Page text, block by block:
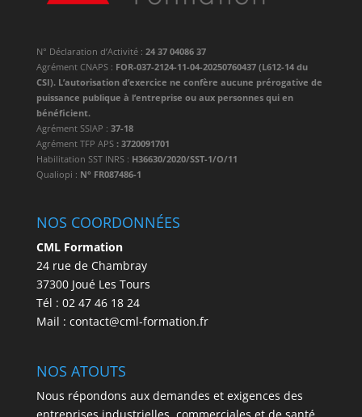
N° Déclaration d’Activité : 24 37 04086 37
Agrément CNAPS : FOR-037-2124-11-04-20250760437 (L612-14 du
CSI). L’autorisation d’exercice ne confère aucune prérogative de
puissance publique à l’entreprise ou aux personnes qui en
bénéficient.
Agrément SSIAP : 37-18
Agrément TFP APS: 3720091701
Habilitation SST INRS : H36630/2020/SST-1/O/11
Qualiopi : N° FR087486-1
NOS COORDONNÉES
CML Formation
24 rue de Chambray
37300 Joué Les Tours
Tél : 02 47 46 18 24
Mail : contact@cml-formation.fr
NOS ATOUTS
Nous répondons aux demandes et exigences des